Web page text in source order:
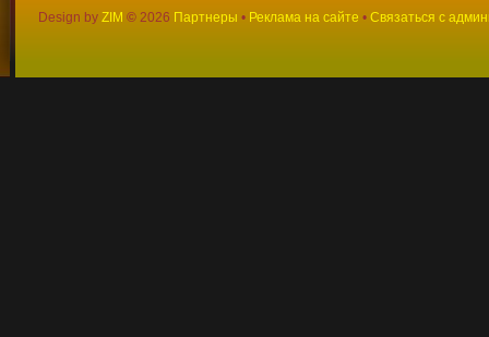
Design by ZIM © 2026 Партнеры • Реклама на сайте • Связаться с